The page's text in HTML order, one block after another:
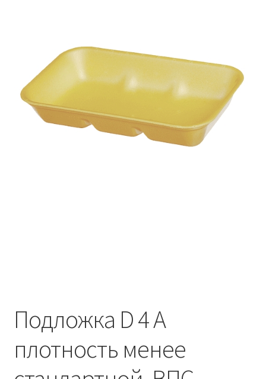
Контакты
Новости
Подложка D 4 А
плотность менее